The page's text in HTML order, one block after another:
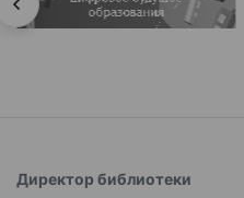
Директор библиотеки